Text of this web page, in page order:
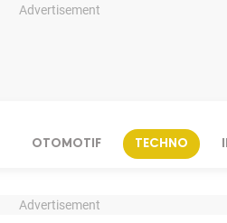
Advertisement
OTOMOTIF TECHNO
Advertisement